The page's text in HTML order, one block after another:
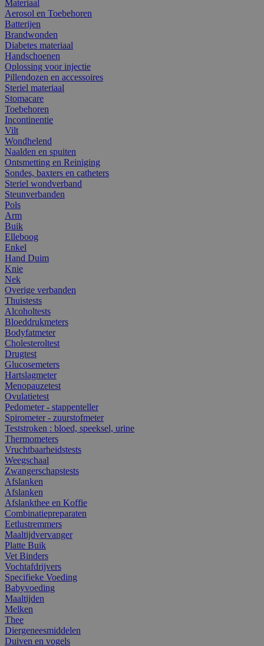
Materiaal
Aerosol en Toebehoren
Batterijen
Brandwonden
Diabetes materiaal
Handschoenen
Oplossing voor injectie
Pillendozen en accessoires
Steriel materiaal
Stomacare
Toebehoren
Incontinentie
Vilt
Wondhelend
Naalden en spuiten
Ontsmetting en Reiniging
Sondes, baxters en catheters
Steriel wondverband
Steunverbanden
Pols
Arm
Buik
Elleboog
Enkel
Hand Duim
Knie
Nek
Overige verbanden
Thuistests
Alcoholtests
Bloeddrukmeters
Bodyfatmeter
Cholesteroltest
Drugtest
Glucosemeters
Hartslagmeter
Menopauzetest
Ovulatietest
Pedometer - stappenteller
Spirometer - zuurstofmeter
Teststroken : bloed, speeksel, urine
Thermometers
Vruchtbaarheidstests
Weegschaal
Zwangerschapstests
Afslanken
Afslanken
Afslankthee en Koffie
Combinatiepreparaten
Eetlustremmers
Maaltijdvervanger
Platte Buik
Vet Binders
Vochtafdrijvers
Specifieke Voeding
Babyvoeding
Maaltijden
Melken
Thee
Diergeneesmiddelen
Duiven en vogels